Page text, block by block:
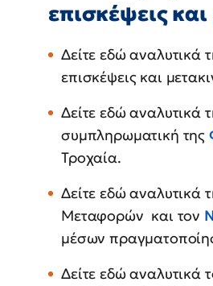
επισκέψεις
Δείτε εδώ αναλυτικά
επισκέψεις και
Δείτε εδώ αναλυτικά
συμπληρωματική της
Τροχαία.
Δείτε εδώ αναλυτικά
Μεταφορών και τον
μέσων
Δείτε εδώ αναλυτικά